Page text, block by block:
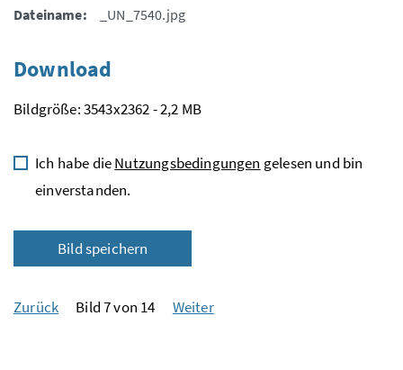
Dateiname:
_UN_7540.jpg
Download
Bildgröße: 3543x2362 - 2,2 MB
Ich habe dieNutzungsbedingungen gelesen und bin
einverstanden.
Bild speichern
Zurück Bild 7 von 14 Weiter